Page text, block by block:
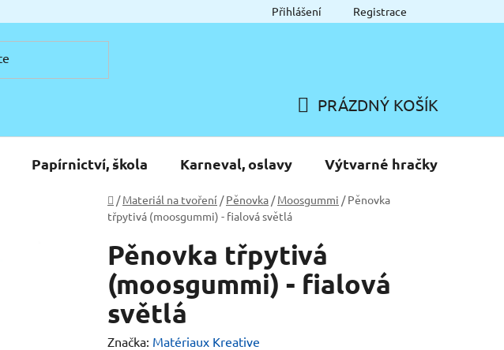
Přihlášení Registrace
KOŠÍK
PRÁZDNÝ KOŠÍK
Papírnictví, škola Karneval, oslavy Výtvarné hračky
Domů
/ Materiál na tvoření / Pěnovka / Moosgummi / Pěnovka
třpytivá (moosgummi) - fialová světlá
Pěnovka třpytivá
(moosgummi) - fialová
světlá
Značka: Matériaux Kreative